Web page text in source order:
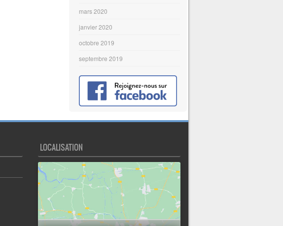
mars 2020
janvier 2020
octobre 2019
septembre 2019
LOCALISATION